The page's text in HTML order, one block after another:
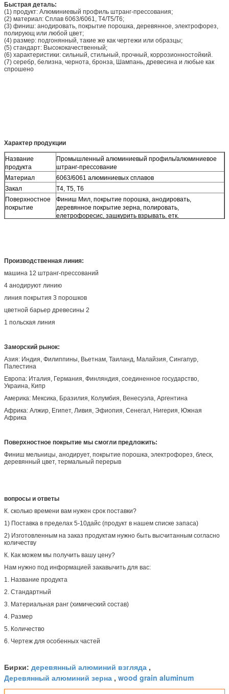
Быстрая деталь:
(1) продукт: Алюминиевый профиль штранг-прессования;
(2) материал: Сплав 6063/6061, Т4/Т5/Т6;
(3) финиш: анодировать, покрытие порошка, деревянное, электрофорез,
полирующ или любой цвет;
(4) размер: подгонянный, такие же как чертежи или образцы;
(5) стандарт: Высококачественный;
(6) характеристики: сильный, стильный, прочный, коррозионностойкий.
(7) серебр, белизна, чернота, бронза, Шампань, древесина и любые как
спрошено
Характер продукции
Название
продукта
Промышленный алюминиевый профиль/алюминиевое
штранг-прессование
Материал
6063/6061 алюминиевых сплавов
Закал
Т4, Т5, Т6
Поверхностное
покрытие
Финиш Мил, покрытие порошка, анодировать,
деревянное покрытие зерна, полировать,
елетрофоресис, зашкурить взрывать, етк.
Производственная линия:
машина 12 штранг-прессований
4 анодируют линию
линия покрытия 3 порошков
цветной барьер древесины 2
1 польская линия
Заморский рынок:
Азия: Индия, Филиппины, Вьетнам, Таиланд, Малайзия, Сингапур,
Палестина
Европа: Италия, Германия, Финляндия, соединенное государство,
Украина, Кипр
Америка: Мексика, Бразилия, Колумбия, Венесуэла, Аргентина
Африка: Алжир, Египет, Ливия, Эфиопия, Сенегал, Нигерия, Южная
Африка
Поверхностное покрытие мы смогли предложить:
Финиш мельницы, анодирует, покрытие порошка, электрофорез, блеск,
деревянный цвет, термальный перерыв
вопросы и ответы
К. сколько времени вам нужен срок поставки?
1) Поставка в пределах 5-10дайс (продукт в нашем списке запаса)
2) Изготовленным на заказ продуктам нужно быть высчитанным согласно
количеству
К. Как можем мы получить вашу цену?
Нам нужно под информацией закавычить для вас:
1. Название продукта
2. Стандартный
3. Материальная ранг (химический состав)
4. Размер
5. Количество
6. Чертеж для особенных частей
Бирки: деревянный алюминий взгляда ,
Деревянный алюминий зерна , wood grain aluminum